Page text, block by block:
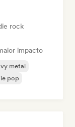
rock
impacto
metal
pop